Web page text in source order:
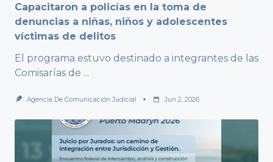
Capacitaron a policías en la toma de
denuncias a niñas, niños y adolescentes
víctimas de delitos
El programa estuvo destinado a integrantes de las
Comisarías de ...
Agencia De Comunicación Judicial Jun 2, 2026